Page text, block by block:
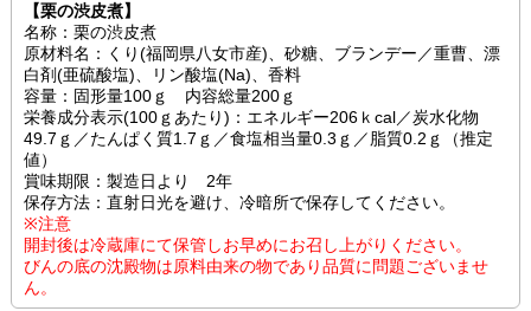
【栗の渋皮煮】
名称：栗の渋皮煮
原材料名：くり(福岡県八女市産)、砂糖、ブランデー／重曹、漂
白剤(亜硫酸塩)、リン酸塩(Na)、香料
容量：固形量100ｇ 内容総量200ｇ
栄養成分表示(100ｇあたり)：エネルギー206ｋcal／炭水化物
49.7ｇ／たんぱく質1.7ｇ／食塩相当量0.3ｇ／脂質0.2ｇ（推定
値）
賞味期限：製造日より 2年
保存方法：直射日光を避け、冷暗所で保存してください。
※注意
開封後は冷蔵庫にて保管しお早めにお召し上がりください。
びんの底の沈殿物は原料由来の物であり品質に問題ございませ
ん。